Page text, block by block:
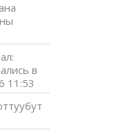
в
11:53